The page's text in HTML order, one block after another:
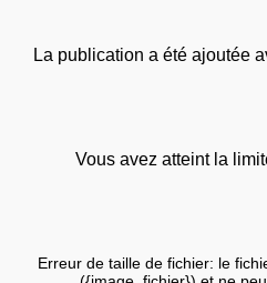
La publication a été ajoutée
Vous avez atteint la
Erreur de taille de fichier: le